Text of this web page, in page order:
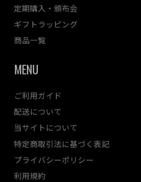
定期購入・頒布会
ギフトラッピング
商品一覧
MENU
ご利用ガイド
配送について
当サイトについて
特定商取引法に基づく表記
プライバシーポリシー
利用規約